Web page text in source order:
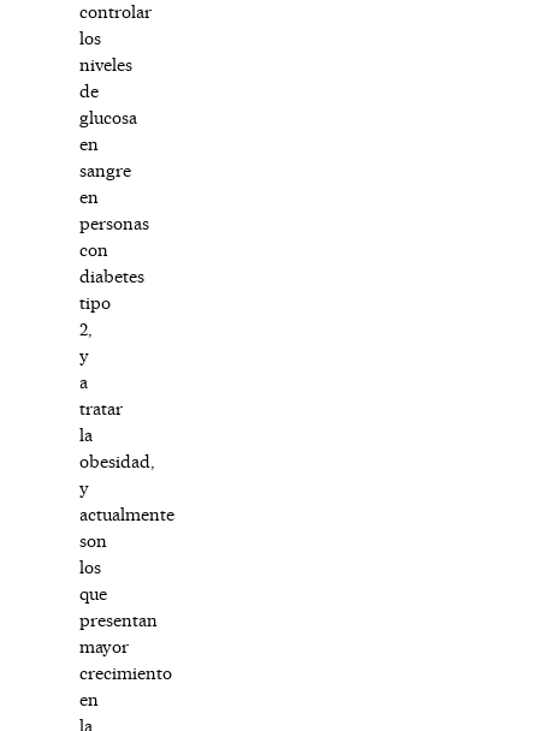
controlar
los
niveles
de
glucosa
en
sangre
en
personas
con
diabetes
tipo
2,
y
a
tratar
la
obesidad,
y
actualmente
son
los
que
presentan
mayor
crecimiento
en
la